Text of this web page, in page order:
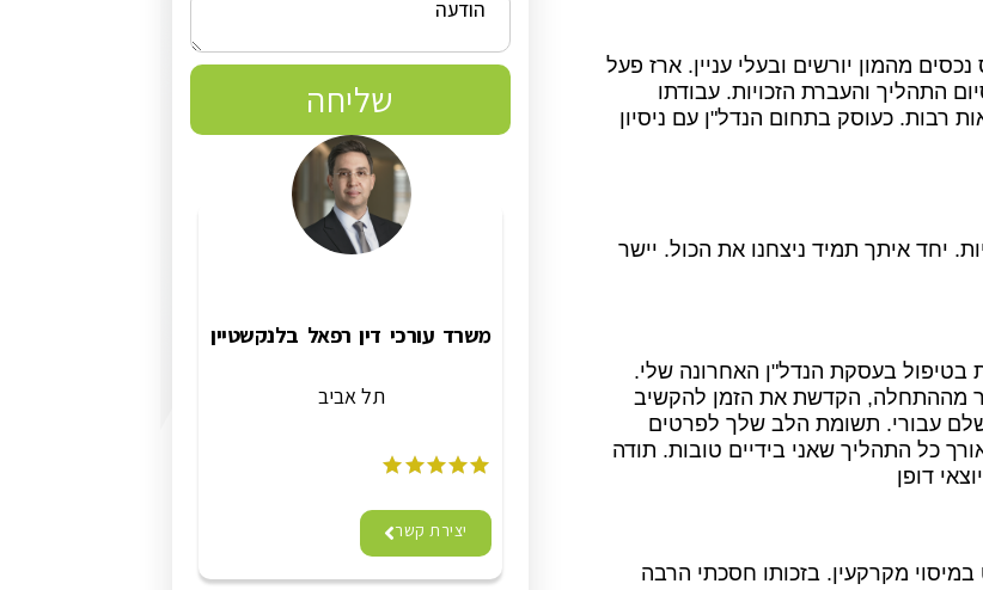
מהמון יורשים ובעלי עניין. ארז פעל
התהליך והעברת הזכויות. עבודתו
רבות. כעוסק בתחום הנדל"ן עם ניסיון
יחד איתך תמיד ניצחנו את הכול. יישר
בטיפול בעסקת הנדל"ן האחרונה שלי.
מההתחלה, הקדשת את הזמן להקשיב
עבורי. תשומת הלב שלך לפרטים
כל התהליך שאני בידיים טובות. תודה
דופן
מקרקעין. בזכותו חסכתי הרבה
שליחה
משרד עורכי דין רפאל בלנקשטיין
תל אביב
יצירת קשר